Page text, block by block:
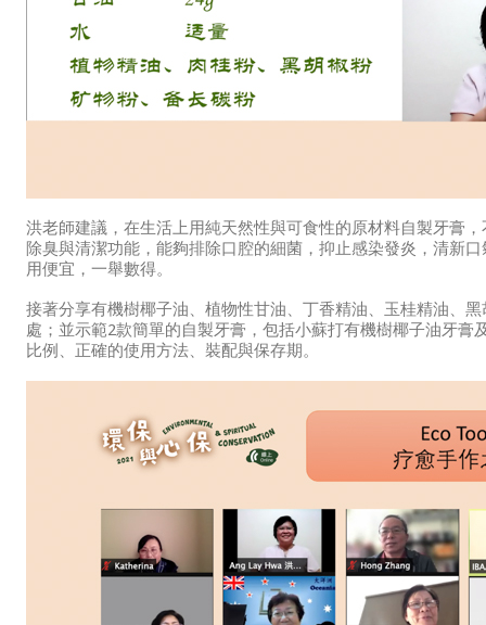
洪老師建議，在生活上用純天然性與可食性的原材料自製牙膏
除臭與清潔功能，能夠排除口腔的細菌，抑止感染發炎，清新
用便宜，一舉數得。
接著分享有機樹椰子油、植物性甘油、丁香精油、玉桂精油、
處；並示範2款簡單的自製牙膏，包括小蘇打有機樹椰子油牙膏
比例、正確的使用方法、裝配與保存期。